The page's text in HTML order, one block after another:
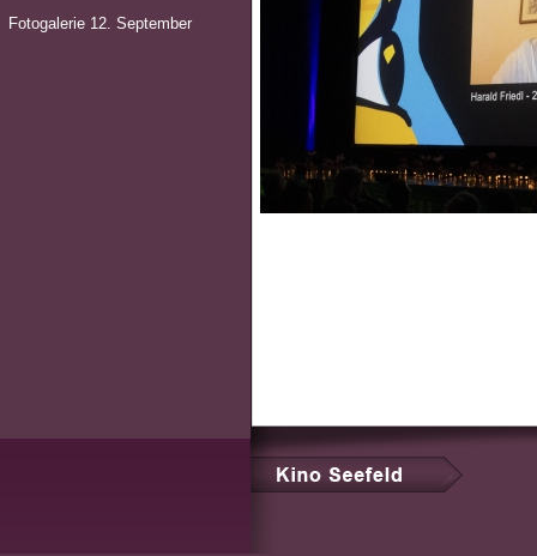
Fotogalerie 12. September